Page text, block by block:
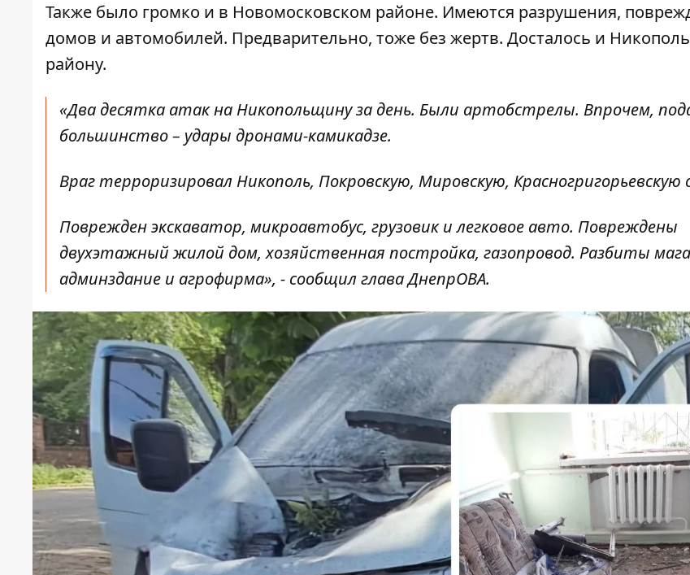
Также было громко и в Новомосковском районе. Имеются разрушения,
домов и автомобилей. Предварительно, тоже без жертв. Досталось и
району.
«Два десятка атак на Никопольщину за день. Были артобстрелы. Впрочем,
большинство – удары дронами-камикадзе.
Враг терроризировал Никополь, Покровскую, Мировскую,
Поврежден экскаватор, микроавтобус, грузовик и легковое авто. Повреждены
двухэтажный жилой дом, хозяйственная постройка, газопровод. Разбиты
админздание и агрофирма», - сообщил глава ДнепрОВА.